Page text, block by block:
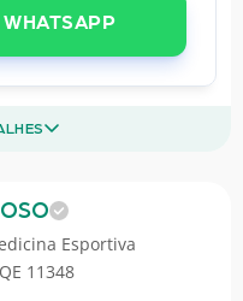
WHATSAPP
Esportiva
11348